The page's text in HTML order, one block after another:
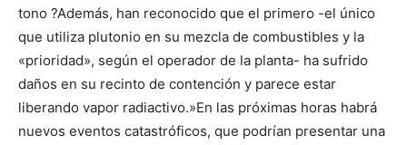
tono ?Además, han reconocido que el primero -el único
que utiliza plutonio en su mezcla de combustibles y la
«prioridad», según el operador de la planta- ha sufrido
daños en su recinto de contención y parece estar
liberando vapor radiactivo.»En las próximas horas habrá
nuevos eventos catastróficos, que podrían presentar una